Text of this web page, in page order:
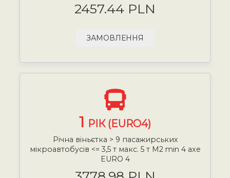
2457.44 PLN
ЗАМОВЛЕННЯ
1 РІК (EURO4)
Річна віньєтка > 9 пасажирських
мікроавтобусів <= 3,5 т макс. 5 т М2 min 4 axe
EURO 4